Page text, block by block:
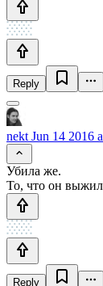
Reply
nekt Jun 14 2016
Убила же.
То, что он
Reply